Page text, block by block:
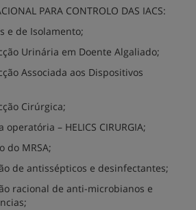
PARA CONTROLO DAS IACS:
e de Isolamento;
Urinária em Doente Algaliado;
Associada aos Dispositivos
Cirúrgica;
– HELICS CIRURGIA;
do MRSA;
de antissépticos e desinfectantes;
racional de anti-microbianos e